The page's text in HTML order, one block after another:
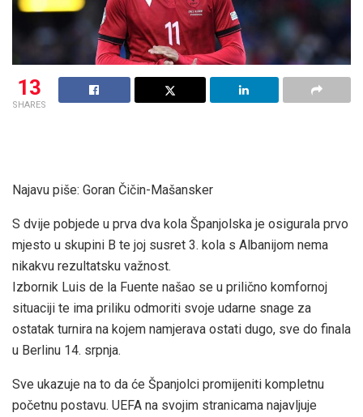
13
SHARES
Najavu piše: Goran Čičin-Mašansker
S dvije pobjede u prva dva kola Španjolska je osigurala prvo
mjesto u skupini B te joj susret 3. kola s Albanijom nema
nikakvu rezultatsku važnost.
Izbornik Luis de la Fuente našao se u prilično komfornoj
situaciji te ima priliku odmoriti svoje udarne snage za
ostatak turnira na kojem namjerava ostati dugo, sve do finala
u Berlinu 14. srpnja.
Sve ukazuje na to da će Španjolci promijeniti kompletnu
početnu postavu. UEFA na svojim stranicama najavljuje